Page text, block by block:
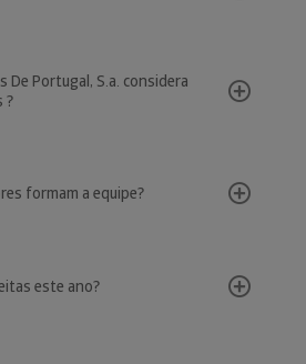
De Portugal, S.a. considera
?
formam a equipe?
este ano?